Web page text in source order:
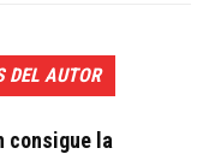
DEL AUTOR
consigue la